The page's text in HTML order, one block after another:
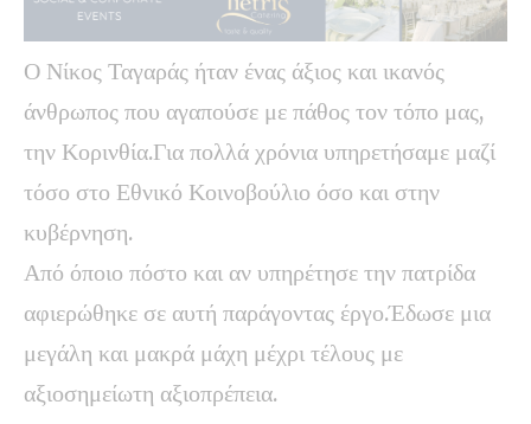
Ο Νίκος Ταγαράς ήταν ένας άξιος και ικανός
άνθρωπος που αγαπούσε με πάθος τον τόπο μας,
την Κορινθία.Για πολλά χρόνια υπηρετήσαμε μαζί
τόσο στο Εθνικό Κοινοβούλιο όσο και στην
κυβέρνηση.
Από όποιο πόστο και αν υπηρέτησε την πατρίδα
αφιερώθηκε σε αυτή παράγοντας έργο.Έδωσε μια
μεγάλη και μακρά μάχη μέχρι τέλους με
αξιοσημείωτη αξιοπρέπεια.